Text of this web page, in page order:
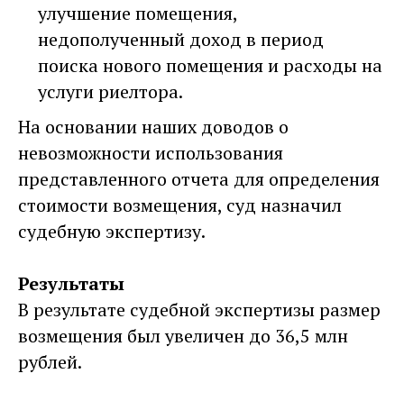
улучшение помещения,
недополученный доход в период
поиска нового помещения и расходы на
услуги риелтора.
На основании наших доводов о
невозможности использования
представленного отчета для определения
стоимости возмещения, суд назначил
судебную экспертизу.
Результаты
В результате судебной экспертизы размер
возмещения был увеличен до 36,5 млн
рублей.